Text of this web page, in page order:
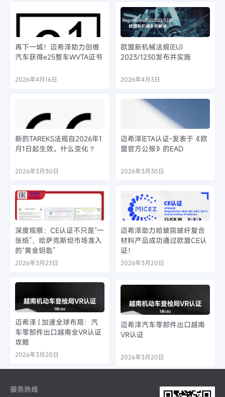
再下一城！迈希泽助力创维
汽车获得e25整车WVTA证书
2026年4月16日
欧盟新机械法规(EU)
2023/1230发布并实施
2026年4月3日
新的TAREKS法规自2026年1
月1日起生效。什么变化？
2026年3月30日
迈希泽|ETA认证-发表于《欧
盟官方公报》的EAD
2026年3月30日
深度观察：CE认证不只是“一
张纸”，哈萨克斯坦市场准入
的“黄金钥匙”
2026年3月23日
迈希泽助力哈玻院玻纤复合
材料产品成功通过欧盟CE认
证！
2026年3月20日
迈希泽 | 加速全球布局：汽
车零部件出口越南全VR认证
攻略
2026年3月20日
迈希泽汽车零部件出口越南
VR认证
2026年3月20日
服务热线